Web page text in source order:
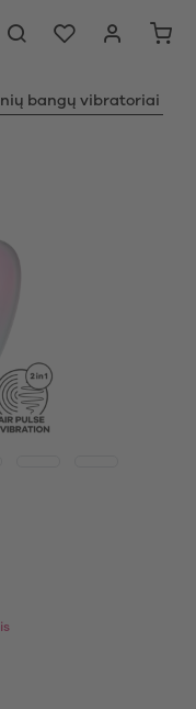
bangų vibratoriai